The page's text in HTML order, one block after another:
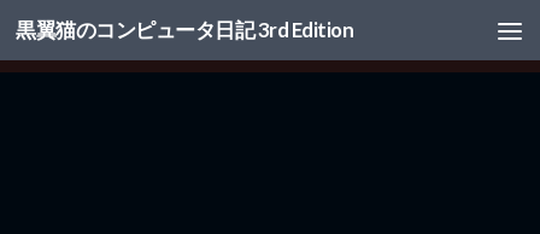
コンテンツへスキップ
黒翼猫のコンピュータ日記 3rd Edition